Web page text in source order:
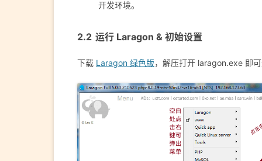
开发环境。
运行 Laragon & 初始设置
下载 Laragon 绿色版，解压打开 laragon.exe 即